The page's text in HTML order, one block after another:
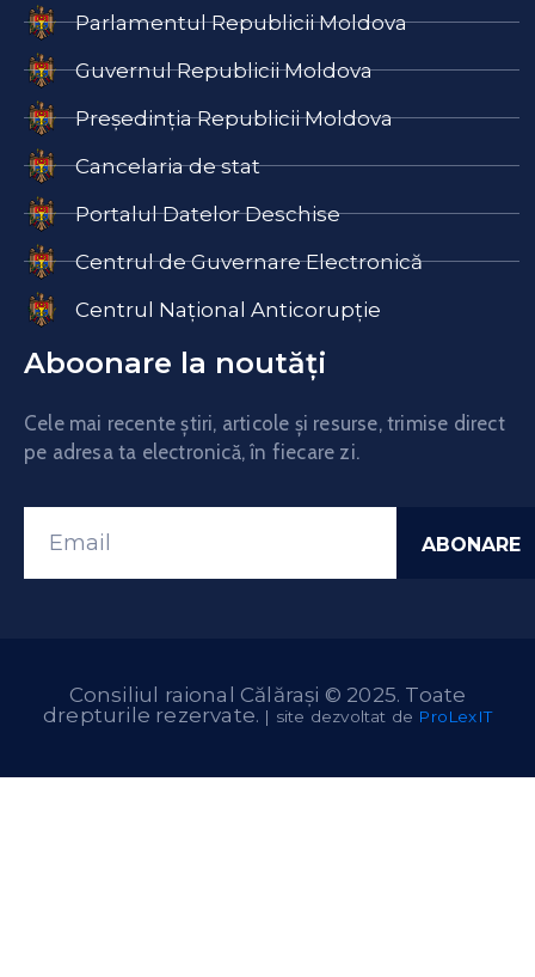
Parlamentul Republicii Moldova
Guvernul Republicii Moldova
Președinția Republicii Moldova
Cancelaria de stat
Portalul Datelor Deschise
Centrul de Guvernare Electronică
Centrul Național Anticorupție
Aboonare la noutăți
Cele mai recente știri, articole și resurse, trimise direct
pe adresa ta electronică, în fiecare zi.
Consiliul raional Călărași © 2025. Toate
drepturile rezervate. | site dezvoltat de ProLexIT